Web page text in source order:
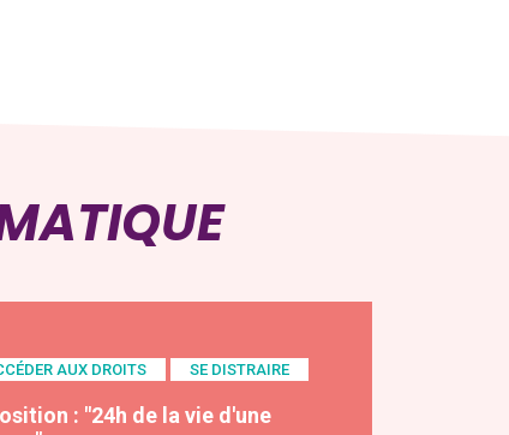
AUX DROITS SE DISTRAIRE
: "24h de la vie d'une